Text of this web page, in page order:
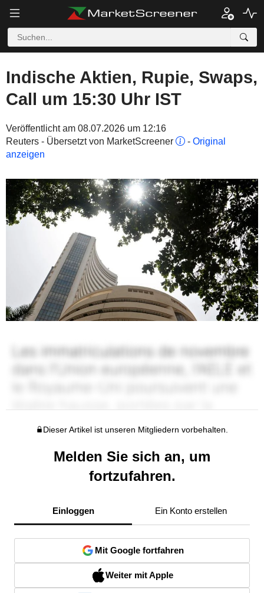
Indische Aktien, Rupie, Swaps,
Call um 15:30 Uhr IST
Veröffentlicht am 08.07.2026 um 12:16
Reuters - Übersetzt von MarketScreener
- Original
anzeigen
Dieser Artikel ist unseren Mitgliedern vorbehalten.
Melden Sie sich an, um
fortzufahren.
Einloggen Ein Konto erstellen
Mit Google fortfahren
Weiter mit Apple